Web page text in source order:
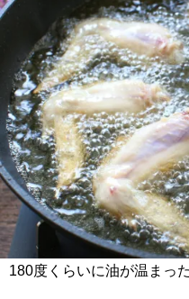
180度くらいに油が温まっ